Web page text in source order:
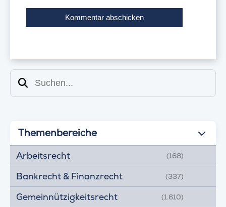
Suchen
Themenbereiche
Arbeitsrecht (168)
Bankrecht & Finanzrecht (337)
Gemeinnützigkeitsrecht (1.610)